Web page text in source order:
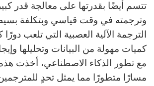
تتسم أيضًا بقدرتها على معالجة قدر
وترجمته في وقت قياسي وبتكلفة
الترجمة الآلية العصبية التي تلعب
كميات مهولة من البيانات وتحليلها
مع تطور الذكاء الاصطناعي، أخذت هذه
مسارًا متطورًا مما يمثل تحدٍ